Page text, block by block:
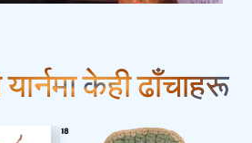
यार्नमा केही ढाँचाहरू